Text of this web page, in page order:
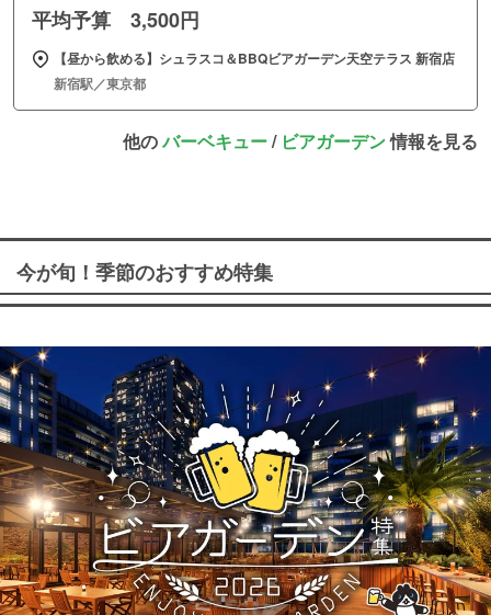
平均予算 3,500円
【昼から飲める】シュラスコ＆BBQビアガーデン天空テラス 新宿店
新宿駅／東京都
他のバーベキュー/ ビアガーデン情報を見る
今が旬！季節のおすすめ特集